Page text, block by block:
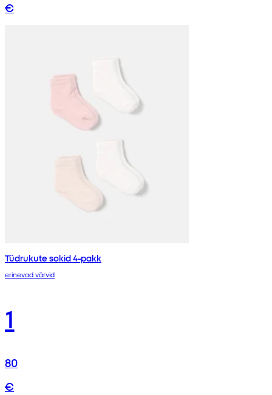
€
Tüdrukute sokid 4-pakk
erinevad värvid
1
80
€